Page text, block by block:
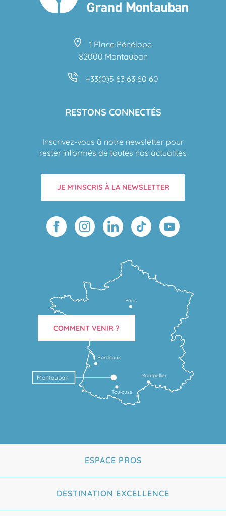
1 Place Pénélope
82000 Montauban
+33(0)5 63 63 60 60
RESTONS CONNECTÉS
Inscrivez-vous à notre newsletter pour
rester informés de toutes nos actualités
JE M'INSCRIS À LA NEWSLETTER
Toulouse
Montpellier
Bordeaux
Montauban
Paris
COMMENT VENIR ?
ESPACE PROS
DESTINATION EXCELLENCE